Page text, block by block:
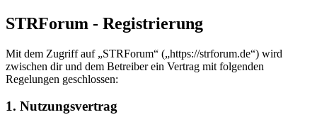
STRForum - Registrierung
Mit dem Zugriff auf „STRForum“ („https://strforum.de“) wird
zwischen dir und dem Betreiber ein Vertrag mit folgenden
Regelungen geschlossen:
1. Nutzungsvertrag